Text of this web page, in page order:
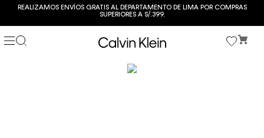
REALIZAMOS ENVÍOS GRATIS AL DEPARTAMENTO DE LIMA POR COMPRAS
SUPERIORES A S/.399.